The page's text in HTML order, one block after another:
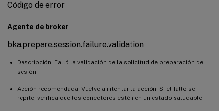
Código de error
Agente de broker
bka.prepare.session.failure.validation
Descripción: Falló la validación de la solicitud de preparación de
sesión.
Acción recomendada: Vuelve a intentar la acción. Si el fallo se
repite, verifica que los conectores estén en un estado saludable.